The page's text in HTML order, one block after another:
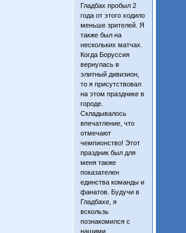
Гладбах пробыл 2
года от этого ходило
меньше зрителей. Я
также был на
нескольких матчах.
Когда Боруссия
вернулась в
элитный дивизион,
то я присутствовал
на этом празднике в
городе.
Складывалось
впечатление, что
отмечают
чемпионство! Этот
праздник был для
меня также
показателен
единства команды и
фанатов. Будучи в
Гладбахе, я
вскользь
познакомился с
нашими